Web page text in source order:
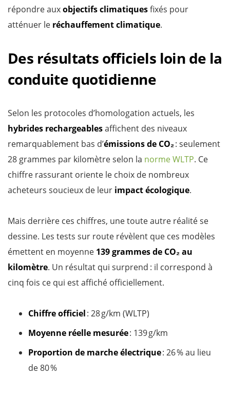
répondre auxobjectifs climatiquesfixés pour
atténuer le réchauffement climatique.
Des résultats officiels loin de la
conduite quotidienne
Selon les protocoles d’homologation actuels, les
hybrides rechargeablesaffichent des niveaux
remarquablement bas d’émissions de CO₂: seulement
28 grammes par kilomètre selon la norme WLTP. Ce
chiffre rassurant oriente le choix de nombreux
acheteurs soucieux de leur impact écologique.
Mais derrière ces chiffres, une toute autre réalité se
dessine. Les tests sur route révèlent que ces modèles
émettent en moyenne 139 grammes de CO₂ au
kilomètre. Un résultat qui surprend : il correspond à
cinq fois ce qui est affiché officiellement.
Chiffre officiel: 28 g/km (WLTP)
Moyenne réelle mesurée: 139 g/km
Proportion de marche électrique: 26 % au lieu
de 80 %